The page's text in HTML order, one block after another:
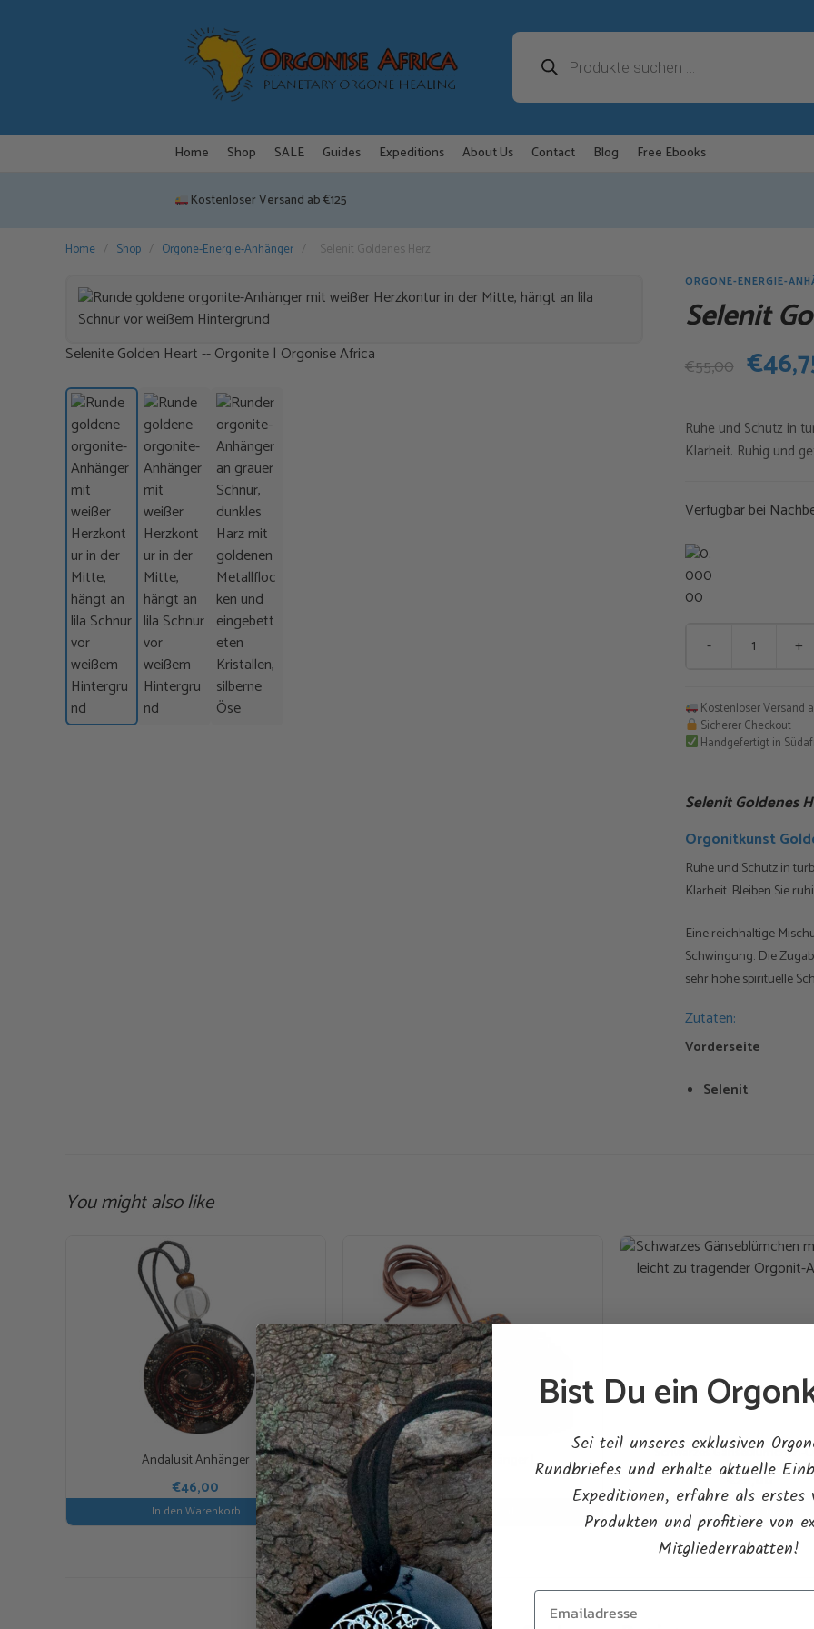
search
Home Shop SALE Guides Expeditions About Us Contact Blog Free Ebooks
Kostenloser Versand ab €125
Home / Shop / Orgone-Energie-Anhänger / Selenit Goldenes Herz
Selenite Golden Heart -- Orgonite | Orgonise Africa
ORGONE-ENERGIE-
Selenit
€55,00
war:
€
Ruhe und Schutz in
Klarheit. Ruhig und
Verfügbar bei
-
Herz
Menge
+
Kostenloser Versand
Sicherer Checkout
Handgefertigt in
Selenit Goldenes
Orgonitkunst
Ruhe und Schutz in
Klarheit. Bleiben Sie
Eine reichhaltige
Schwingung. Die
sehr hohe spirituelle
Zutaten:
Vorderseite
Selenit
Weihrauch
Myrrhe
Amethyst
Abmessungen: Dicke –
Dieses Produkt ist
You might also like
Andalusit Anhänger
€46,00
In den Warenkorb
Muti Orgonitanhänger L
€69,00
In den Warenkorb
Schwarzes Gänseblümchen-
€28,00
In den Warenkorb
Bist Du ein
Sei teil unseres exklusiven
Rundbriefes und erhalte aktuelle
Expeditionen, erfahre als erstes
Produkten und profitiere von
Mitgliederrabatten!